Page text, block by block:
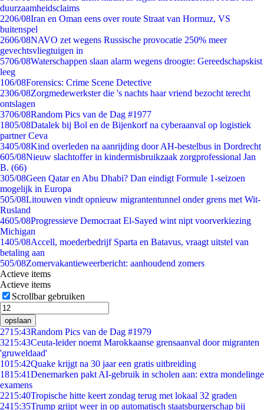
duurzaamheidsclaims
2206/08Iran en Oman eens over route Straat van Hormuz, VS
buitenspel
2606/08NAVO zet wegens Russische provocatie 250% meer
gevechtsvliegtuigen in
5706/08Waterschappen slaan alarm wegens droogte: Gereedschapskist
leeg
106/08Forensics: Crime Scene Detective
2306/08Zorgmedewerkster die 's nachts haar vriend bezocht terecht
ontslagen
3706/08Random Pics van de Dag #1977
1805/08Datalek bij Bol en de Bijenkorf na cyberaanval op logistiek
partner Ceva
3405/08Kind overleden na aanrijding door AH-bestelbus in Dordrecht
605/08Nieuw slachtoffer in kindermisbruikzaak zorgprofessional Jan
B. (66)
305/08Geen Qatar en Abu Dhabi? Dan eindigt Formule 1-seizoen
mogelijk in Europa
505/08Litouwen vindt opnieuw migrantentunnel onder grens met Wit-
Rusland
4605/08Progressieve Democraat El-Sayed wint nipt voorverkiezing
Michigan
1405/08Accell, moederbedrijf Sparta en Batavus, vraagt uitstel van
betaling aan
505/08Zomervakantieweerbericht: aanhoudend zomers
Actieve items
Actieve items
Scrollbar gebruiken
opslaan
2715:43Random Pics van de Dag #1979
3215:43Ceuta-leider noemt Marokkaanse grensaanval door migranten
'gruweldaad'
1015:42Quake krijgt na 30 jaar een gratis uitbreiding
1815:41Denemarken pakt AI-gebruik in scholen aan: extra mondelinge
examens
2215:40Tropische hitte keert zondag terug met lokaal 32 graden
2415:35Trump grijpt weer in op automatisch staatsburgerschap bij